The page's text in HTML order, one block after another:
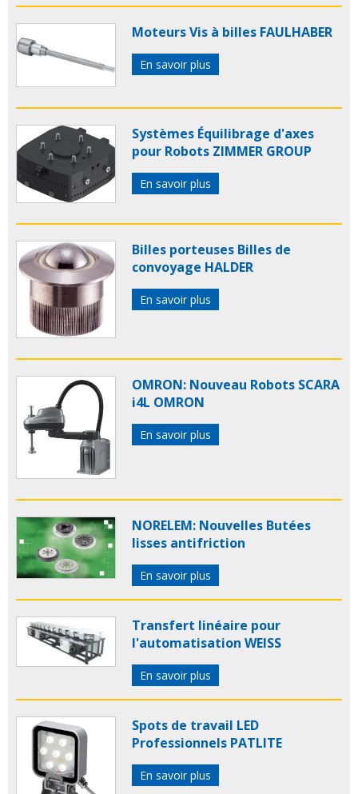
Moteurs Vis à billes FAULHABER
En savoir plus
Systèmes Équilibrage d'axes
pour Robots ZIMMER GROUP
En savoir plus
Billes porteuses Billes de
convoyage HALDER
En savoir plus
OMRON: Nouveau Robots SCARA
i4L OMRON
En savoir plus
NORELEM: Nouvelles Butées
lisses antifriction
En savoir plus
Transfert linéaire pour
l'automatisation WEISS
En savoir plus
Spots de travail LED
Professionnels PATLITE
En savoir plus